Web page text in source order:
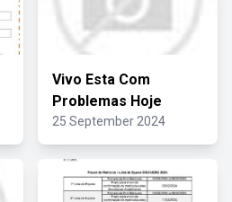
Vivo Esta Com
Problemas Hoje
25 September 2024